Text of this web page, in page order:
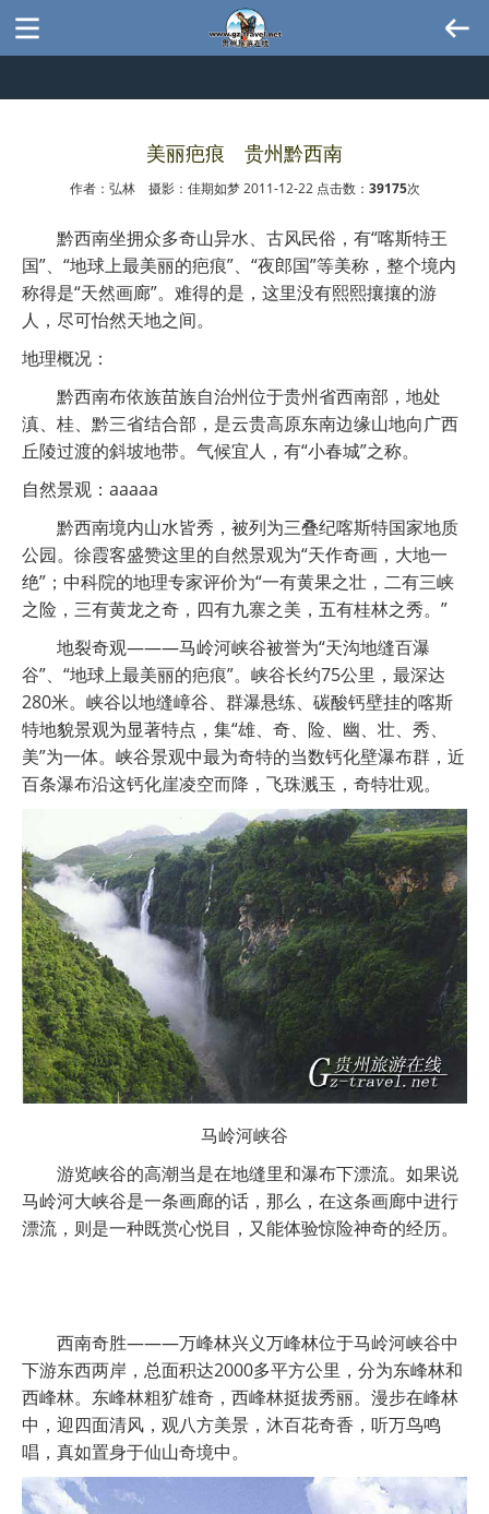
美丽疤痕 贵州黔西南
作者：弘林 摄影：佳期如梦 2011-12-22 点击数： 39175次
黔西南坐拥众多奇山异水、古风民俗，有“喀斯特王
国”、“地球上最美丽的疤痕”、“夜郎国”等美称，整个境内
称得是“天然画廊”。难得的是，这里没有熙熙攘攘的游
人，尽可怡然天地之间。
地理概况：
黔西南布依族苗族自治州位于贵州省西南部，地处
滇、桂、黔三省结合部，是云贵高原东南边缘山地向广西
丘陵过渡的斜坡地带。气候宜人，有“小春城”之称。
自然景观：aaaaa
黔西南境内山水皆秀，被列为三叠纪喀斯特国家地质
公园。徐霞客盛赞这里的自然景观为“天作奇画，大地一
绝”；中科院的地理专家评价为“一有黄果之壮，二有三峡
之险，三有黄龙之奇，四有九寨之美，五有桂林之秀。”
地裂奇观———马岭河峡谷被誉为“天沟地缝百瀑
谷”、“地球上最美丽的疤痕”。峡谷长约75公里，最深达
280米。峡谷以地缝嶂谷、群瀑悬练、碳酸钙壁挂的喀斯
特地貌景观为显著特点，集“雄、奇、险、幽、壮、秀、
美”为一体。峡谷景观中最为奇特的当数钙化壁瀑布群，近
百条瀑布沿这钙化崖凌空而降，飞珠溅玉，奇特壮观。
马岭河峡谷
游览峡谷的高潮当是在地缝里和瀑布下漂流。如果说
马岭河大峡谷是一条画廊的话，那么，在这条画廊中进行
漂流，则是一种既赏心悦目，又能体验惊险神奇的经历。
西南奇胜———万峰林兴义万峰林位于马岭河峡谷中
下游东西两岸，总面积达2000多平方公里，分为东峰林和
西峰林。东峰林粗犷雄奇，西峰林挺拔秀丽。漫步在峰林
中，迎四面清风，观八方美景，沐百花奇香，听万鸟鸣
唱，真如置身于仙山奇境中。